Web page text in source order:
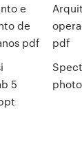
e
de
pdf
5
pdf